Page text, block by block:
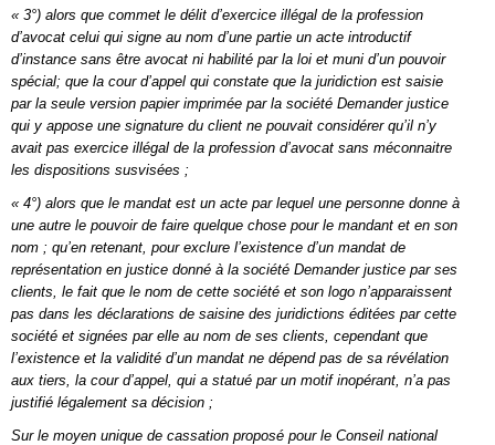
« 3°) alors que commet le délit d’exercice illégal de la profession
d’avocat celui qui signe au nom d’une partie un acte introductif
d’instance sans être avocat ni habilité par la loi et muni d’un pouvoir
spécial; que la cour d’appel qui constate que la juridiction est saisie
par la seule version papier imprimée par la société Demander justice
qui y appose une signature du client ne pouvait considérer qu’il n’y
avait pas exercice illégal de la profession d’avocat sans méconnaitre
les dispositions susvisées ;
« 4°) alors que le mandat est un acte par lequel une personne donne à
une autre le pouvoir de faire quelque chose pour le mandant et en son
nom ; qu’en retenant, pour exclure l’existence d’un mandat de
représentation en justice donné à la société Demander justice par ses
clients, le fait que le nom de cette société et son logo n’apparaissent
pas dans les déclarations de saisine des juridictions éditées par cette
société et signées par elle au nom de ses clients, cependant que
l’existence et la validité d’un mandat ne dépend pas de sa révélation
aux tiers, la cour d’appel, qui a statué par un motif inopérant, n’a pas
justifié légalement sa décision ;
Sur le moyen unique de cassation proposé pour le Conseil national